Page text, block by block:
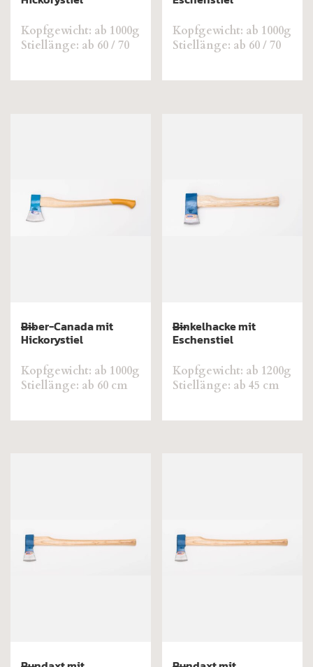
Kopfgewicht: ab 1000g
Stiellänge: ab 60 / 70
Kopfgewicht: ab 1000g
Stiellänge: ab 60 / 70
Biber-Canada mit
Hickorystiel
Kopfgewicht: ab 1000g
Stiellänge: ab 60 cm
Binkelhacke mit
Eschenstiel
Kopfgewicht: ab 1200g
Stiellänge: ab 45 cm